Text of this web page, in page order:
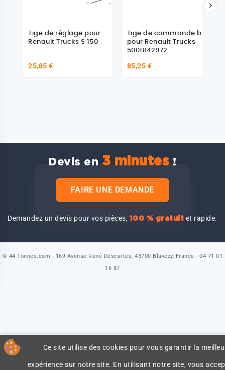
Tige de réglage pour
Renault Trucks S 150
25,85 €
Tige de commande bv
pour Renault Trucks
5001842972
85,25 €

Devis en 3 minutes !
FAIRE UNE DEMANDE
Demandez un devis pour vos pièces, 100 % gratuit et rapide.
Ce site utilise des cookies pour vous garantir la
expérience sur notre site. En utilisant notre site, vous
© 44 Tonnes.com - 169 Avenue René Descartes, 43700 Blavozy, France - 04 71 01
16 87